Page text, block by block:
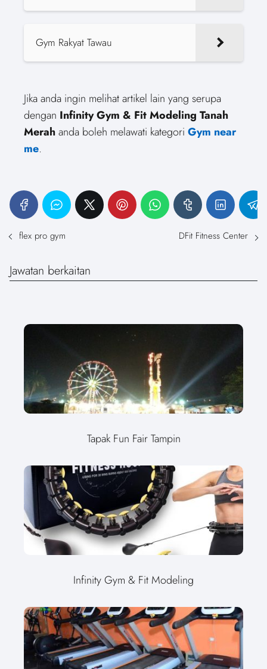
Gym Rakyat Tawau
Jika anda ingin melihat artikel lain yang serupa
dengan Infinity Gym & Fit Modeling Tanah
Merahanda boleh melawati kategori Gym near
me.
flex pro gym DFit Fitness Center
Jawatan berkaitan
Tapak Fun Fair Tampin
Infinity Gym & Fit Modeling